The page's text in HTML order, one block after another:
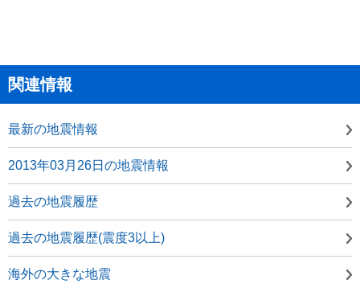
関連情報
最新の地震情報
2013年03月26日の地震情報
過去の地震履歴
過去の地震履歴(震度3以上)
海外の大きな地震